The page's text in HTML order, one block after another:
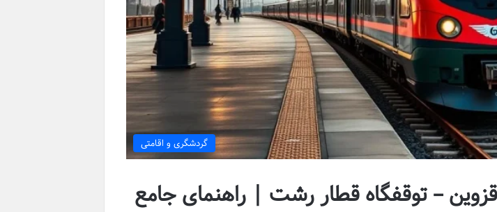
گردشگری و اقامتی
قزوین – توقفگاه قطار رشت | راهنمای جامع